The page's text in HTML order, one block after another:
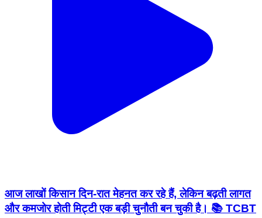
आज लाखों किसान दिन-रात मेहनत कर रहे हैं, लेकिन बढ़ती लागत
और कमजोर होती मिट्टी एक बड़ी चुनौती बन चुकी है। 📚 TCBT